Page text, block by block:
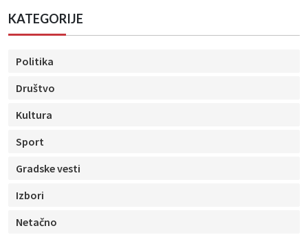
KATEGORIJE
Politika
Društvo
Kultura
Sport
Gradske vesti
Izbori
Netačno